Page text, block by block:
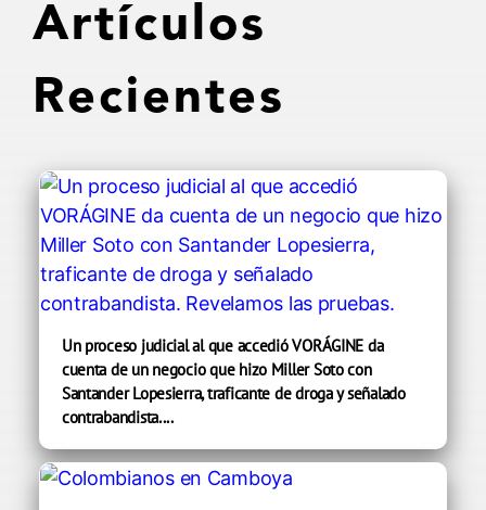
Artículos
Recientes
Un proceso judicial al que accedió VORÁGINE da
cuenta de un negocio que hizo Miller Soto con
Santander Lopesierra, traficante de droga y señalado
contrabandista....